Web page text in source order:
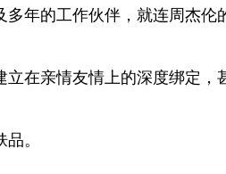
的工作伙伴，就连周杰伦
亲情友情上的深度绑定，
。